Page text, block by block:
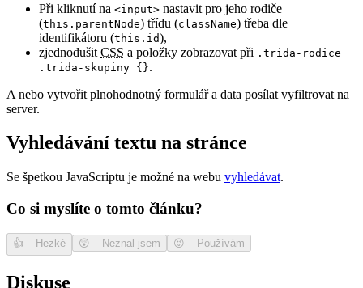
Při kliknutí na <input> nastavit pro jeho rodiče
(this.parentNode) třídu (className) třeba dle
identifikátoru (this.id),
zjednodušit CSS a položky zobrazovat při .trida-rodice
.trida-skupiny {}.
A nebo vytvořit plnohodnotný formulář a data posílat vyfiltrovat na
server.
Vyhledávání textu na stránce
Se špetkou JavaScriptu je možné na webu vyhledávat.
Co si myslíte o tomto článku?
👍 – Hezké 😲 – Neznal jsem 😝 – Používám
Diskuse